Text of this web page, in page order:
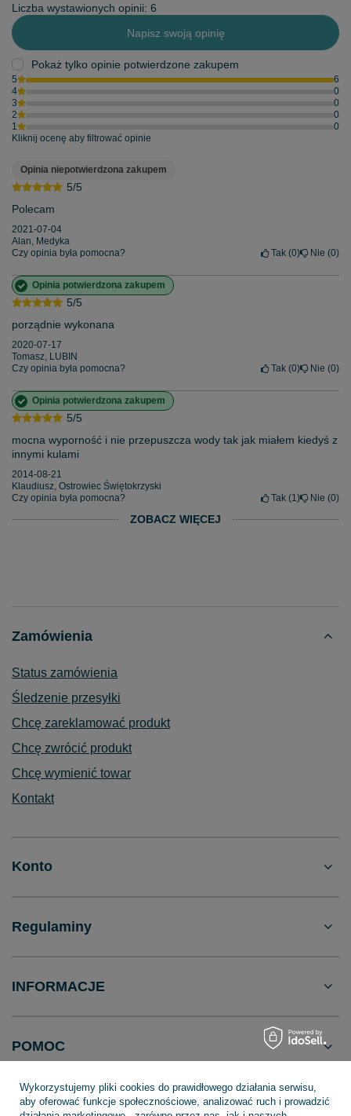
Liczba wystawionych opinii: 6
Napisz swoją opinię
Pokaż tylko opinie potwierdzone zakupem
5
6
4
0
3
0
2
0
1
0
Kliknij ocenę aby filtrować opinie
5/5
Opinia niepotwierdzona zakupem
Polecam
2021-07-04
Alan, Medyka
Czy opinia była pomocna?
Tak 0 Nie 0
5/5
Opinia potwierdzona zakupem
porządnie wykonana
2020-07-17
Tomasz, LUBIN
Czy opinia była pomocna?
Tak 0 Nie 0
5/5
Opinia potwierdzona zakupem
mocna wyporność i nie przepuszcza wody tak jak miałem kiedyś z
innymi kulami
2014-08-21
Klaudiusz, Ostrowiec Świętokrzyski
Czy opinia była pomocna?
Tak 1 Nie 0
ZOBACZ WIĘCEJ
Zamówienia
Status zamówienia
Śledzenie przesyłki
Chcę zareklamować produkt
Chcę zwrócić produkt
Chcę wymienić towar
Kontakt
Konto
Regulaminy
INFORMACJE
POMOC
Wykorzystujemy pliki cookies do prawidłowego działania serwisu,
aby oferować funkcje społecznościowe, analizować ruch i prowadzić